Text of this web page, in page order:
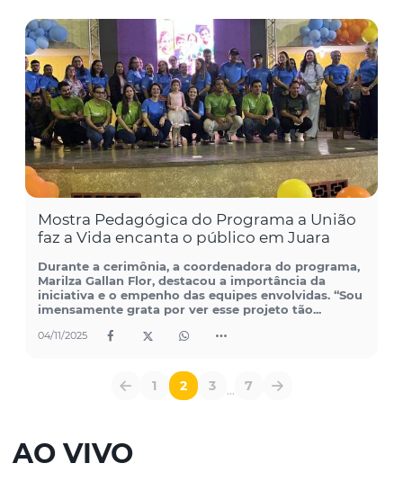
Mostra Pedagógica do Programa a União
faz a Vida encanta o público em Juara
Durante a cerimônia, a coordenadora do programa,
Marilza Gallan Flor, destacou a importância da
iniciativa e o empenho das equipes envolvidas. “Sou
imensamente grata por ver esse projeto tão...
04/11/2025
1 2 3 ... 7
AO VIVO